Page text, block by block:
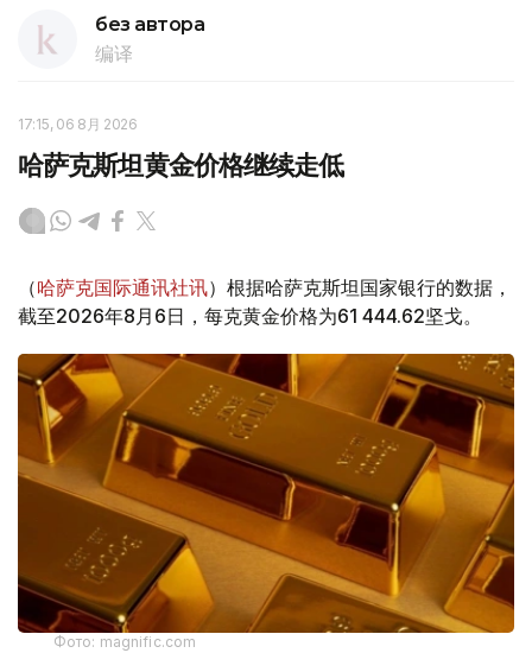
без автора
编译
17:15, 06 8月 2026
哈萨克斯坦黄金价格继续走低
（哈萨克国际通讯社讯）根据哈萨克斯坦国家银行的数据，
截至2026年8月6日，每克黄金价格为61 444.62坚戈。
Фото: magnific.com